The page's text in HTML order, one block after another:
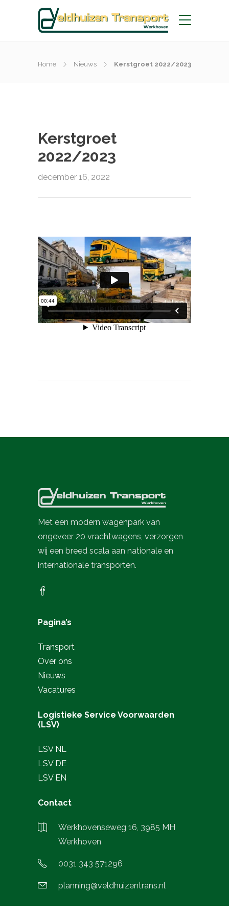
Home Nieuws Kerstgroet 2022/2023
Kerstgroet
2022/2023
december 16, 2022
Met een modern wagenpark van
ongeveer 20 vrachtwagens, verzorgen
wij een breed scala aan nationale en
internationale transporten.
Pagina’s
Transport
Over ons
Nieuws
Vacatures
Logistieke Service Voorwaarden
(LSV)
LSV NL
LSV DE
LSV EN
Contact
Werkhovenseweg 16, 3985 MH
Werkhoven
0031 343 571296
planning@veldhuizentrans.nl